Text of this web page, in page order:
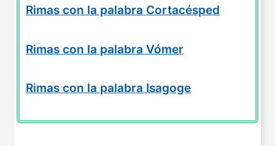
Rimas con la palabra Cortacésped
Rimas con la palabra Vómer
Rimas con la palabra Isagoge